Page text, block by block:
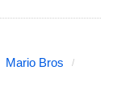
Mario Bros